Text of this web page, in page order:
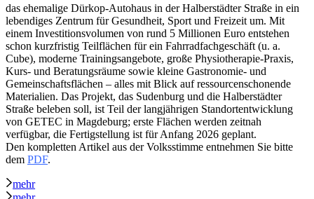
das ehemalige Dürkop‑Autohaus in der Halberstädter Straße in ein
lebendiges Zentrum für Gesundheit, Sport und Freizeit um. Mit
einem Investitionsvolumen von rund 5 Millionen Euro entstehen
schon kurzfristig Teilflächen für ein Fahrradfachgeschäft (u. a.
Cube), moderne Trainingsangebote, große Physiotherapie‑Praxis,
Kurs‑ und Beratungsräume sowie kleine Gastronomie- und
Gemeinschaftsflächen – alles mit Blick auf ressourcenschonende
Materialien. Das Projekt, das Sudenburg und die Halberstädter
Straße beleben soll, ist Teil der langjährigen Standortentwicklung
von GETEC in Magdeburg; erste Flächen werden zeitnah
verfügbar, die Fertigstellung ist für Anfang 2026 geplant.
Den kompletten Artikel aus der Volksstimme entnehmen Sie bitte
dem PDF.
mehr